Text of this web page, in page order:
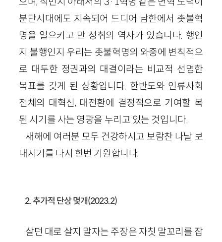
분단시대에도 지속되어 드디어 남한에서 촛불혁
명을 일으키고 만 성취의 역사가 있습니다. 행인
지 불행인지 우리는 촛불혁명의 와중에 변칙적으
로 대두한 정권과의 대결이라는 비교적 선명한
목표를 갖게 된 상황입니다. 한반도와 인류사회
전체의 대혁신, 대전환에 결정적으로 기여할 복
된 시기를 사는 영광을 누리고 있는 것입니다.
새해에 여러분 모두 건강하시고 보람찬 나날 보
내시기를 다시 한번 기원합니다.
2. 추가적 단상 몇개(2023.2)
살던 대로 살지 말자는 주장은 자칫 말꼬리를 잡